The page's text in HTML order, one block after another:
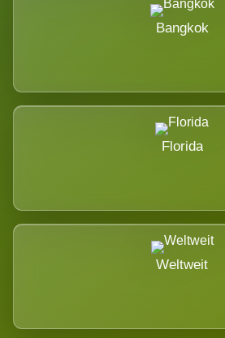
Bangkok
Florida
Weltweit